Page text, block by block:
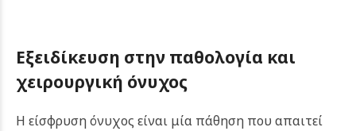
Εξειδίκευση στην παθολογία και
χειρουργική όνυχος
Η είσφρυση όνυχος είναι μία πάθηση που απαιτεί